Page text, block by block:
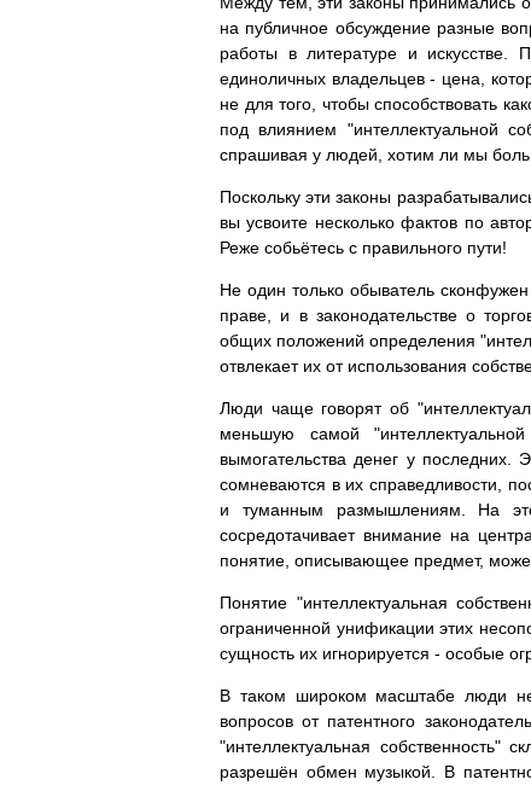
на публичное обсуждение разные
работы в литературе и искусстве.
единоличных владельцев - цена,
не для того, чтобы способствовать
под влиянием "интеллектуальной
спрашивая у людей, хотим ли мы
Поскольку эти законы
вы усвоите несколько фактов по
Реже собьётесь с правильного пути!
Не один только обыватель
праве, и в законодательстве о
общих положений определения
отвлекает их от использования
Люди чаще говорят об
меньшую самой
вымогательства денег у последних.
сомневаются в их справедливости,
и туманным размышлениям. На
сосредотачивает внимание на
понятие, описывающее предмет,
Понятие "интеллектуальная
ограниченной унификации этих
сущность их игнорируется - особые
В таком широком масштабе люди
вопросов от патентного
"интеллектуальная
разрешён обмен музыкой. В